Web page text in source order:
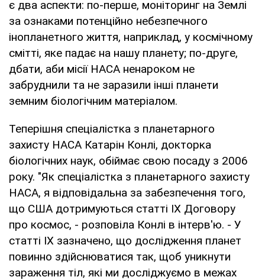
є два аспекти: по-перше, моніторинг на Землі
за ознаками потенційно небезпечного
інопланетного життя, наприклад, у космічному
смітті, яке падає на нашу планету; по-друге,
дбати, аби місії НАСА ненароком не
забруднили та не заразили інші планети
земним біологічним матеріалом.
Теперішня спеціалістка з планетарного
захисту НАСА Катарін Конлі, докторка
біологічних наук, обіймає свою посаду з 2006
року. "Як спеціалістка з планетарного захисту
НАСА, я відповідальна за забезпечення того,
що США дотримуються статті IX Договору
про космос, - розповіла Конлі в інтерв'ю. - У
статті ІХ зазначено, що дослідження планет
повинно здійснюватися так, щоб уникнути
зараження тіл, які ми досліджуємо в межах